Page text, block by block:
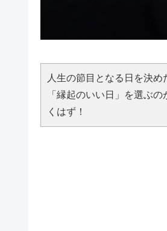
人生の節目となる日を決
「縁起のいい日」を選ぶ
くはず！